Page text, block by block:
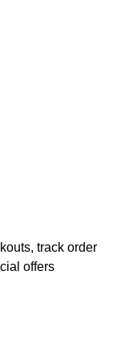
track order
offers